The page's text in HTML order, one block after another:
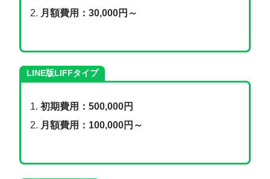
月額費用：30,000円～
LINE版LIFFタイプ
初期費用：500,000円
月額費用：100,000円～